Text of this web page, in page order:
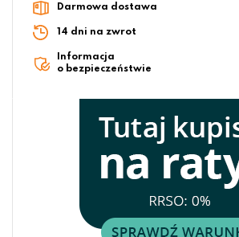
Darmowa dostawa
14 dni na zwrot
Informacja
o bezpieczeństwie